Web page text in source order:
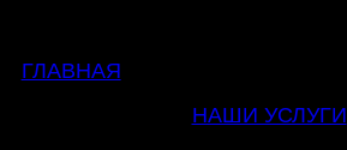
ГЛАВНАЯ
НАШИ УСЛУГИ